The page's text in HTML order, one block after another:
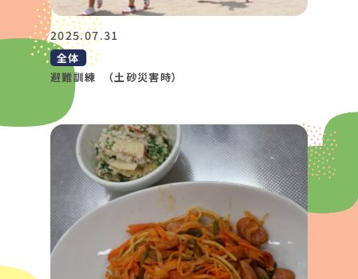
2025.07.31
全体
避難訓練 （土砂災害時）